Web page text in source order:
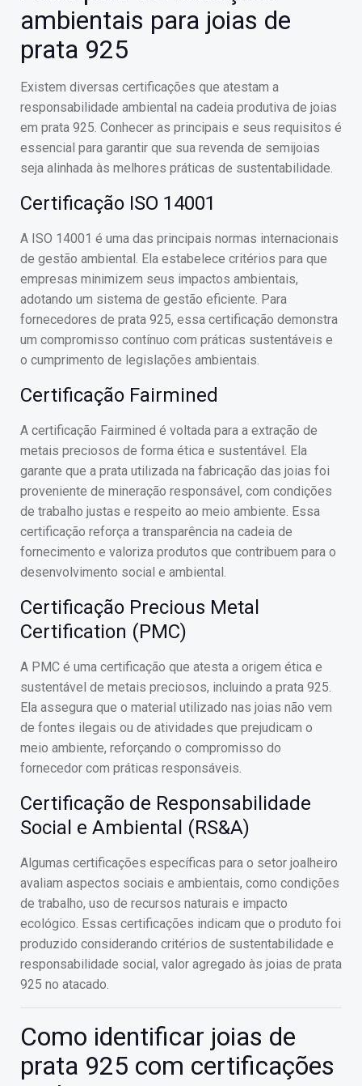
ambientais para joias de
prata 925
Existem diversas certificações que atestam a
responsabilidade ambiental na cadeia produtiva de joias
em prata 925. Conhecer as principais e seus requisitos é
essencial para garantir que sua revenda de semijoias
seja alinhada às melhores práticas de sustentabilidade.
Certificação ISO 14001
A ISO 14001 é uma das principais normas internacionais
de gestão ambiental. Ela estabelece critérios para que
empresas minimizem seus impactos ambientais,
adotando um sistema de gestão eficiente. Para
fornecedores de prata 925, essa certificação demonstra
um compromisso contínuo com práticas sustentáveis e
o cumprimento de legislações ambientais.
Certificação Fairmined
A certificação Fairmined é voltada para a extração de
metais preciosos de forma ética e sustentável. Ela
garante que a prata utilizada na fabricação das joias foi
proveniente de mineração responsável, com condições
de trabalho justas e respeito ao meio ambiente. Essa
certificação reforça a transparência na cadeia de
fornecimento e valoriza produtos que contribuem para o
desenvolvimento social e ambiental.
Certificação Precious Metal
Certification (PMC)
A PMC é uma certificação que atesta a origem ética e
sustentável de metais preciosos, incluindo a prata 925.
Ela assegura que o material utilizado nas joias não vem
de fontes ilegais ou de atividades que prejudicam o
meio ambiente, reforçando o compromisso do
fornecedor com práticas responsáveis.
Certificação de Responsabilidade
Social e Ambiental (RS&A)
Algumas certificações específicas para o setor joalheiro
avaliam aspectos sociais e ambientais, como condições
de trabalho, uso de recursos naturais e impacto
ecológico. Essas certificações indicam que o produto foi
produzido considerando critérios de sustentabilidade e
responsabilidade social, valor agregado às joias de prata
925 no atacado.
Como identificar joias de
prata 925 com certificações